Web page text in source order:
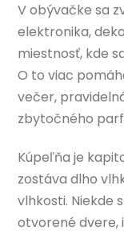
V obývačke sa
elektronika,
miestnosť, kde
O to viac
večer,
zbytočného
Kúpeľňa je
zostáva dlho
vlhkosti. Niekde
otvorené dvere,